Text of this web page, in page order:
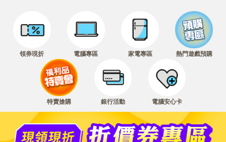
領券現折 電腦專區 家電專區 熱門遊戲預購
特賣搶購 銀行活動 電腦安心卡